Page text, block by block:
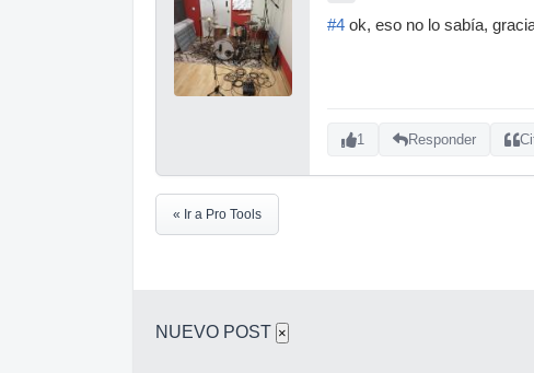
#4 ok, eso no lo sabía,
1 Responder
« Ir a Pro Tools
NUEVO POST ×